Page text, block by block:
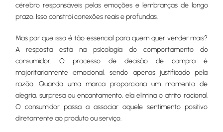
cérebro responsáveis pelas emoções e lembranças de longo
prazo. Isso constrói conexões reais e profundas.
Mas por que isso é tão essencial para quem quer vender mais?
A resposta está na psicologia do comportamento do
consumidor. O processo de decisão de compra é
majoritariamente emocional, sendo apenas justificado pela
razão. Quando uma marca proporciona um momento de
alegria, surpresa ou encantamento, ela elimina o atrito racional.
O consumidor passa a associar aquele sentimento positivo
diretamente ao produto ou serviço.